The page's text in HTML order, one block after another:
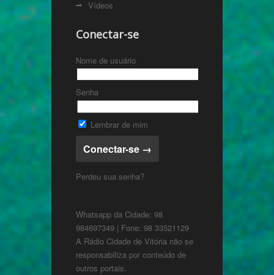
Vídeos
Conectar-se
Nome de usuário
Senha
Lembrar de mim
Perdeu sua senha?
Whatsapp da Cidade: 98
984697349 | Fone: 98 33521129
A Rádio Cidade de Vitória não se
responsabiliza por conteúdo de
outros portais.